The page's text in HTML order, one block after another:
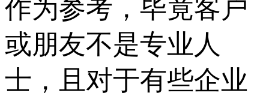
作为参考，毕竟客户
或朋友不是专业人
士，且对于有些企业